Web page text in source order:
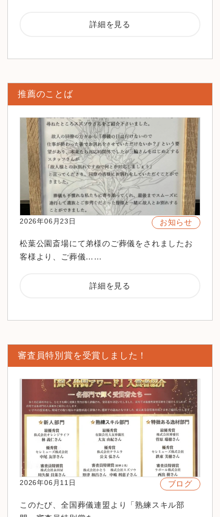
詳細を見る
推薦のことば
2026年06月23日 お知らせ
松葉公園斎場にて弟様のご葬儀をされましたお
客様より、ご葬儀……
詳細を見る
審査員特別賞を受賞しました！
2026年06月11日 ブログ
このたび、全国葬儀連盟より「熟練スキル部